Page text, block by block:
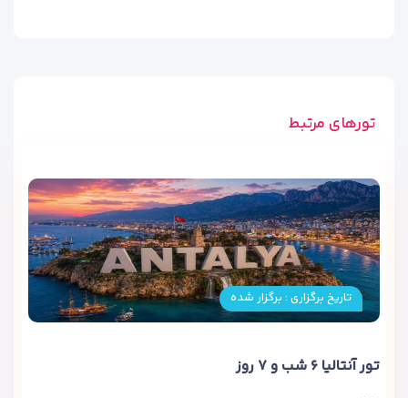
تورهای مرتبط
تاریخ برگزاری : برگزار شده
تور آنتالیا ۶ شب و ۷ روز